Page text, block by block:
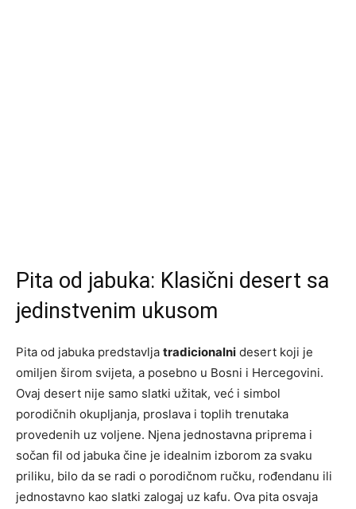
Pita od jabuka: Klasični desert sa
jedinstvenim ukusom
Pita od jabuka predstavlja tradicionalni desert koji je
omiljen širom svijeta, a posebno u Bosni i Hercegovini.
Ovaj desert nije samo slatki užitak, već i simbol
porodičnih okupljanja, proslava i toplih trenutaka
provedenih uz voljene. Njena jednostavna priprema i
sočan fil od jabuka čine je idealnim izborom za svaku
priliku, bilo da se radi o porodičnom ručku, rođendanu ili
jednostavno kao slatki zalogaj uz kafu. Ova pita osvaja